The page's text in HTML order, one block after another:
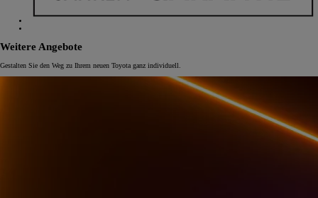
Weitere Angebote
Gestalten Sie den Weg zu Ihrem neuen Toyota ganz individuell.